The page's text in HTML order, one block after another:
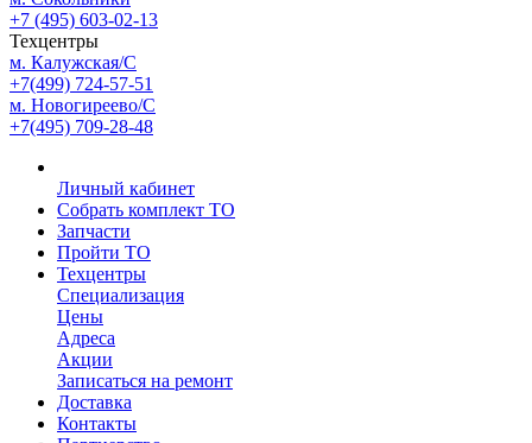
+7 (495) 603-02-13
Техцентры
м. Калужская/С
+7(499) 724-57-51
м. Новогиреево/С
+7(495) 709-28-48
Личный кабинет
Собрать комплект ТО
Запчасти
Пройти ТО
Техцентры
Специализация
Цены
Адреса
Акции
Записаться на ремонт
Доставка
Контакты